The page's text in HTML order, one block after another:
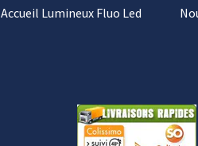
Accueil Lumineux Fluo Led